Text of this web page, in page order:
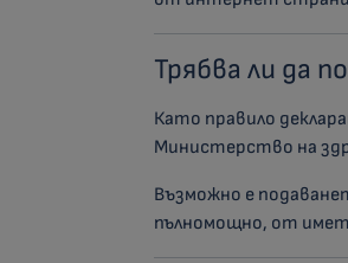
Трябва ли да
Като правило
Министерство на
Възможно е
пълномощно, от